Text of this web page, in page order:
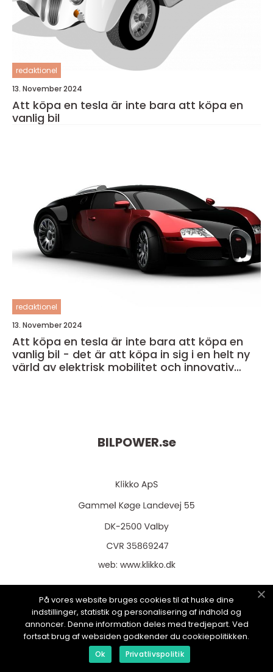
redaktionel
13. November 2024
Att köpa en tesla är inte bara att köpa en
vanlig bil
redaktionel
13. November 2024
Att köpa en tesla är inte bara att köpa en
vanlig bil - det är att köpa in sig i en helt ny
värld av elektrisk mobilitet och innovativ
BILPOWER.se
web: www.klikko.dk
Menu
Annonsering
På vores website bruges cookies til at huske dine
indstillinger, statistik og personalisering af indhold og
annoncer. Denne information deles med tredjepart. Ved
fortsat brug af websiden godkender du cookiepolitikken.
Ok Privatlivspolitik